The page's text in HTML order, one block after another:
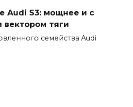
Audi S3: мощнее и с
вектором тяги
семейства Audi